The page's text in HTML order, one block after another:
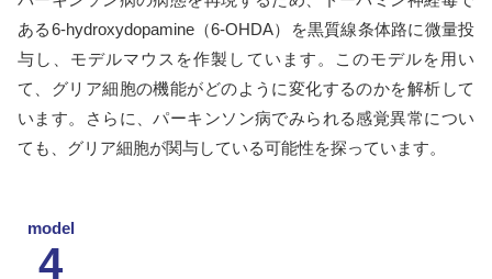
ある6-hydroxydopamine（6-OHDA）を黒質線条体路に微量投
与し、モデルマウスを作製しています。このモデルを用い
て、グリア細胞の機能がどのように変化するのかを解析して
います。さらに、パーキンソン病でみられる感覚異常につい
ても、グリア細胞が関与している可能性を探っています。
model
4